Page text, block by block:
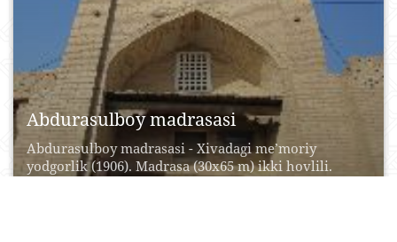
Abdurasulboy madrasasi
Abdurasulboy madrasasi - Xivadagi me’moriy
yodgorlik (1906). Madrasa (30x65 m) ikki hovlili.